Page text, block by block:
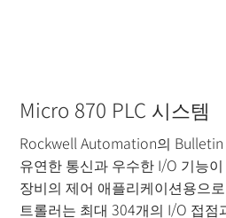
Micro 870 PLC 시스템
Rockwell Automation의
유연한 통신과 우수한 I/O 기능
장비의 제어 애플리케이션용으
트롤러는 최대 304개의 I/O 접점